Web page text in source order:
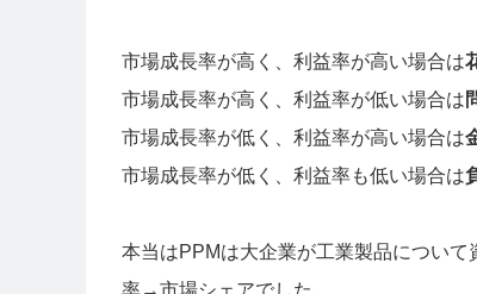
市場成長率が高く、利益率が高い場合は
市場成長率が高く、利益率が低い場合は
市場成長率が低く、利益率が高い場合は
市場成長率が低く、利益率も低い場合は
本当はPPMは大企業が工業製品につい
率→市場シェアでした。